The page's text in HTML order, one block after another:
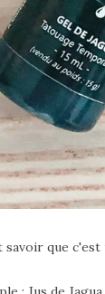
savoir que